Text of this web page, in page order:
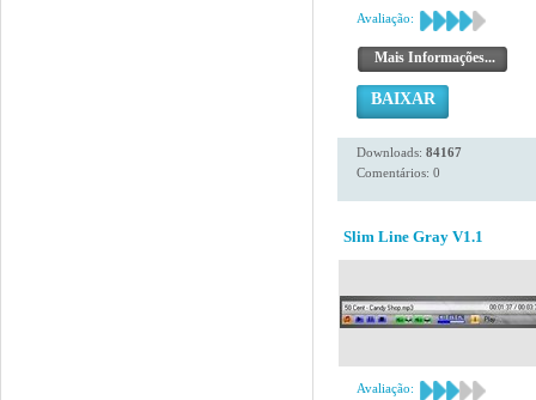
Avaliação:
Mais Informações...
BAIXAR
Downloads: 84167
Comentários: 0
Slim Line Gray V1.1
Avaliação: